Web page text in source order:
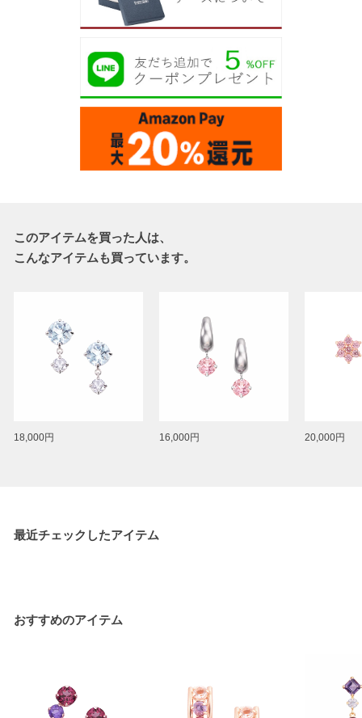
このアイテムを買った人は、
こんなアイテムも買っています。
18,000円 16,000円 20,000円
最近チェックしたアイテム
おすすめのアイテム